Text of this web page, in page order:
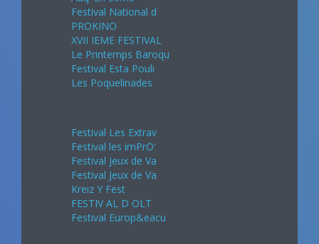
Festival National d
PROKINO
XVII IEME FESTIVAL
Le Printemps Baroqu
Festival Esta Pouli
Les Poquelinades
Festival Les Extrav
Festival les imPrO'
Festival Jeux de Va
Festival Jeux de Va
Kreiz Y Fest
FESTIV AL D OLT
Festival Europ&eacu